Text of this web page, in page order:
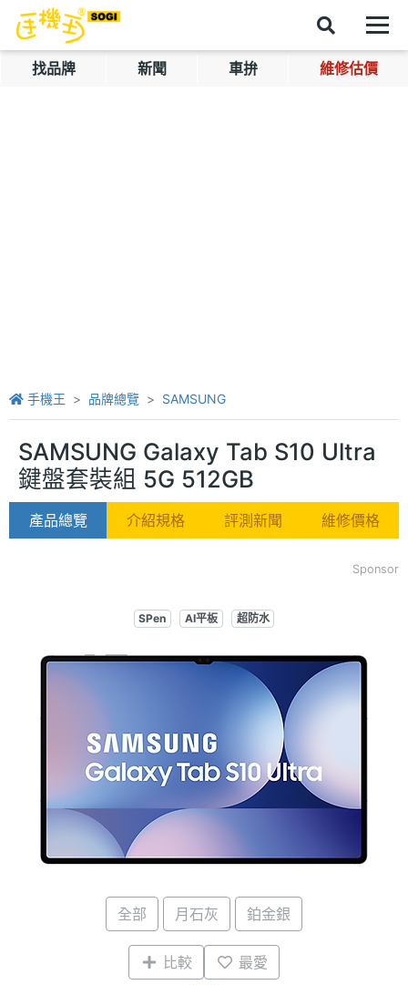
找品牌 新聞 車拚 維修估價
手機王 品牌總覽 SAMSUNG
SAMSUNG Galaxy Tab S10 Ultra
鍵盤套裝組 5G 512GB
產品總覽 介紹規格 評測新聞 維修價格
Sponsor
SPen AI平板 超防水
全部 月石灰 鉑金銀
比較 最愛